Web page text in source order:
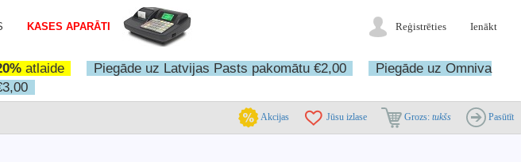
KASES APARĀTI Reģistrēties Ienākt
atlaide Piegāde uz Latvijas Pasts pakomātu €2,00
Piegāde uz Omniva
Akcijas Jūsu izlase Grozs: tukšs Pasūtīt